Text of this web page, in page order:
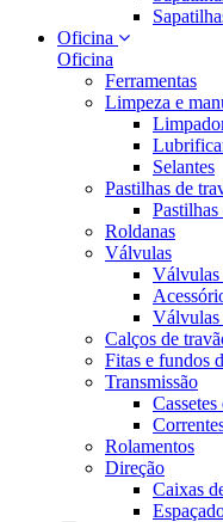
Oficina
Oficina
Ferramentas
Limpeza e
Selantes
Pastilhas de
Roldanas
Válvulas
Válvulas
Válvulas
Calços de
Fitas e fundos
Transmissão
Rolamentos
Direção
Caixas